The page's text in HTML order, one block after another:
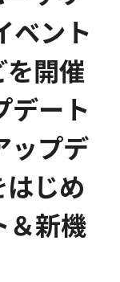
ベント
開催
デート
ップデ
じめ
＆新機